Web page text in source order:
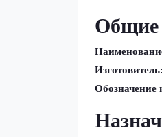
Общие
Изготовитель:
Обозначение